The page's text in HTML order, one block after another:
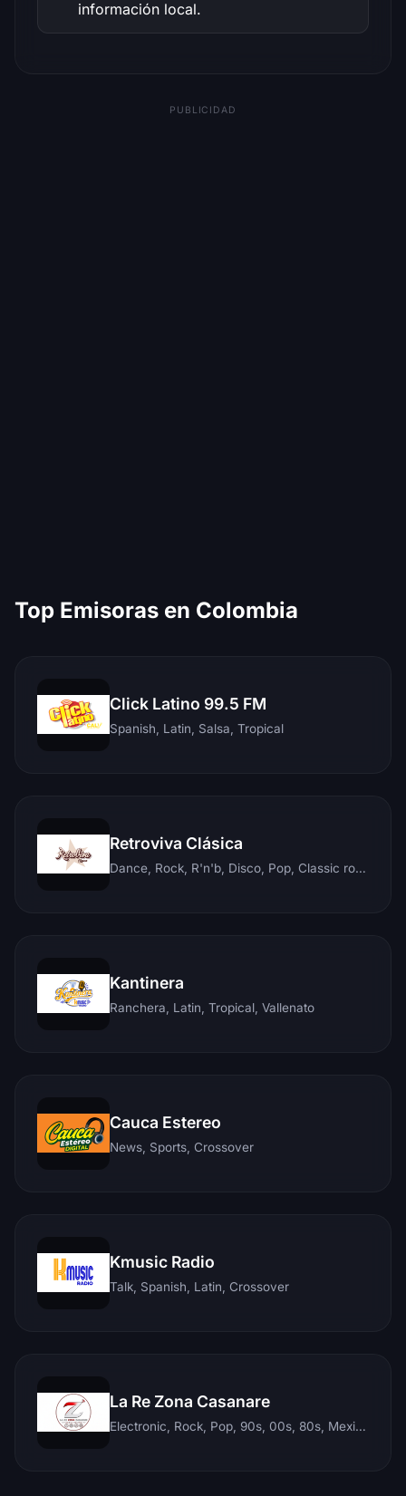
información local.
PUBLICIDAD
Top Emisoras en Colombia
Click Latino 99.5 FM
Spanish, Latin, Salsa, Tropical
Retroviva Clásica
Dance, Rock, R'n'b, Disco, Pop, Classic rock, Techno, Reggae
Kantinera
Ranchera, Latin, Tropical, Vallenato
Cauca Estereo
News, Sports, Crossover
Kmusic Radio
Talk, Spanish, Latin, Crossover
La Re Zona Casanare
Electronic, Rock, Pop, 90s, 00s, 80s, Mexican, Ranchera, Reggaeton, Instrumental, Salsa, Merengue, Tropical, Romantic, Vallenato, Llanera